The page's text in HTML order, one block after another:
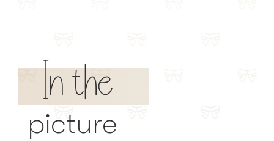
In the
picture